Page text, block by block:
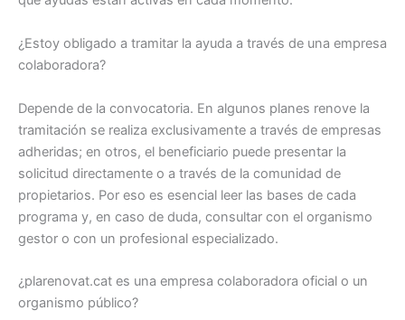
¿Estoy obligado a tramitar la ayuda a través de una empresa
colaboradora?
Depende de la convocatoria. En algunos planes renove la
tramitación se realiza exclusivamente a través de empresas
adheridas; en otros, el beneficiario puede presentar la
solicitud directamente o a través de la comunidad de
propietarios. Por eso es esencial leer las bases de cada
programa y, en caso de duda, consultar con el organismo
gestor o con un profesional especializado.
¿plarenovat.cat es una empresa colaboradora oficial o un
organismo público?